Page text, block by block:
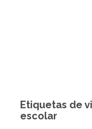
Etiquetas de
escolar